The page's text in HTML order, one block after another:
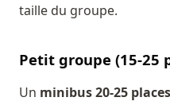
taille du groupe.
Petit groupe (15-25
Un minibus 20-25 places